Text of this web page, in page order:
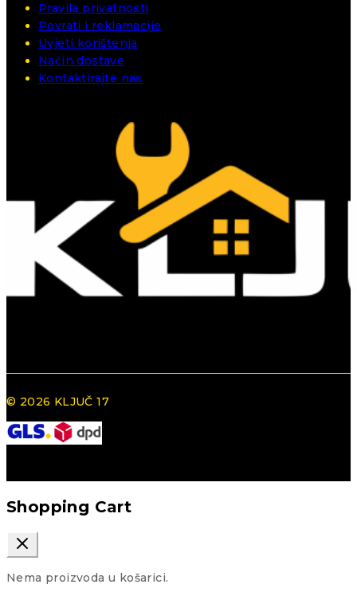
Pravila privatnosti
Povrati i reklamacije
Uvjeti korištenja
Način dostave
Kontaktirajte nas
© 2026 KLJUČ 17
Shopping Cart
Nema proizvoda u košarici.